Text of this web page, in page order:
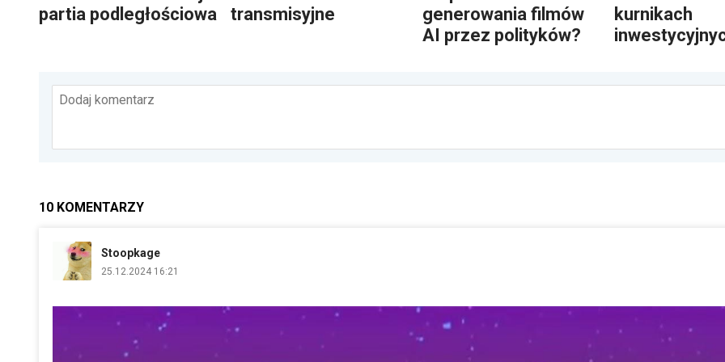
partia podległościowa
transmisyjne
generowania filmów
AI przez polityków?
kurnikach
Dodaj komentarz
10 KOMENTARZY
Stoopkage
25.12.2024 16:21